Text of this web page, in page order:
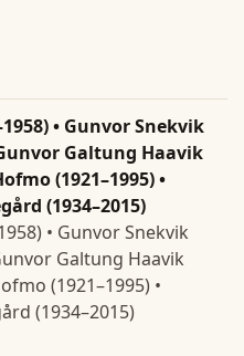
• Gunvor Snekvik
Galtung Haavik
(1921–1995) •
(1934–2015)
• Gunvor Snekvik
Galtung Haavik
(1921–1995) •
(1934–2015)